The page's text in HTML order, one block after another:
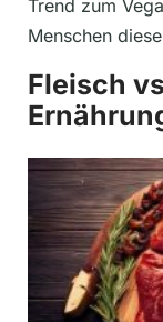
Trend zum
Menschen
Fleisch